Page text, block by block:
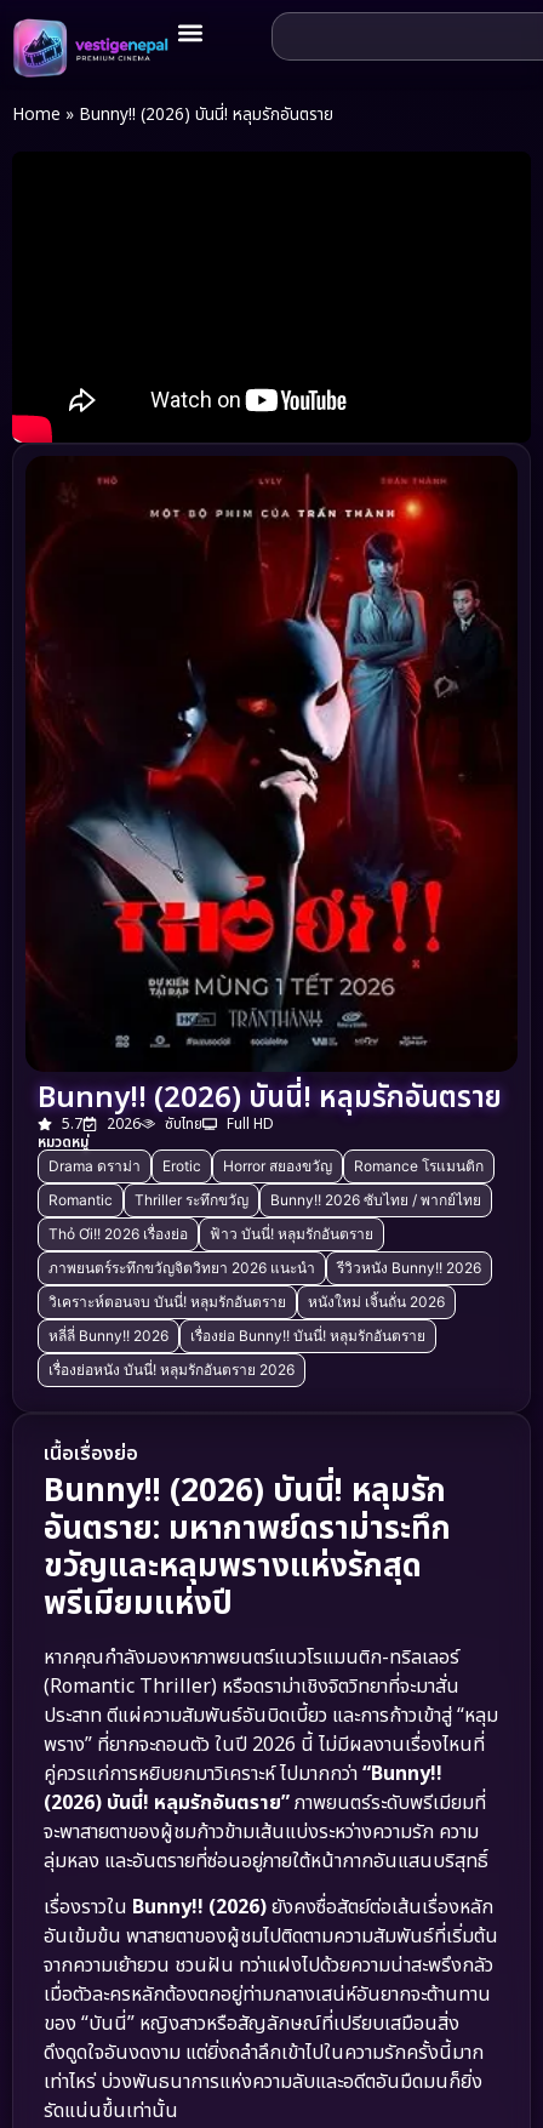
Home » Bunny!! (2026) บันนี่! หลุมรักอันตราย
Bunny!! (2026) บันนี่! หลุมรักอันตราย
5.7 2026 ซับไทย
Full HD
หมวดหมู่
Drama ดราม่า Erotic Horror สยองขวัญ
Romance โรแมนติก
Romantic
Thriller ระทึกขวัญ
Bunny!! 2026 ซับไทย / พากย์ไทย
Thỏ Ơi!! 2026 เรื่องย่อ
ฟ้าว บันนี่! หลุมรักอันตราย
ภาพยนตร์ระทึกขวัญจิตวิทยา 2026 แนะนำ
รีวิวหนัง Bunny!! 2026
วิเคราะห์ตอนจบ บันนี่! หลุมรักอันตราย
หนังใหม่ เจิ้นถั่น 2026
หลี่ลี่ Bunny!! 2026
เรื่องย่อ Bunny!! บันนี่! หลุมรักอันตราย
เรื่องย่อหนัง บันนี่! หลุมรักอันตราย 2026
เนื้อเรื่องย่อ
Bunny!! (2026) บันนี่! หลุมรัก
อันตราย: มหากาพย์ดราม่าระทึก
ขวัญและหลุมพรางแห่งรักสุด
พรีเมียมแห่งปี
หากคุณกำลังมองหาภาพยนตร์แนวโรแมนติก-ทริลเลอร์
(Romantic Thriller) หรือดราม่าเชิงจิตวิทยาที่จะมาสั่น
ประสาท ตีแผ่ความสัมพันธ์อันบิดเบี้ยว และการก้าวเข้าสู่ “หลุม
พราง” ที่ยากจะถอนตัว ในปี 2026 นี้ ไม่มีผลงานเรื่องไหนที่
คู่ควรแก่การหยิบยกมาวิเคราะห์ ไปมากกว่า“Bunny!!
(2026) บันนี่! หลุมรักอันตราย”ภาพยนตร์ระดับพรีเมียมที่
จะพาสายตาของผู้ชมก้าวข้ามเส้นแบ่งระหว่างความรัก ความ
ลุ่มหลง และอันตรายที่ซ่อนอยู่ภายใต้หน้ากากอันแสนบริสุทธิ์
เรื่องราวใน Bunny!! (2026)ยังคงซื่อสัตย์ต่อเส้นเรื่องหลัก
อันเข้มข้น พาสายตาของผู้ชมไปติดตามความสัมพันธ์ที่เริ่มต้น
จากความเย้ายวน ชวนฝัน ทว่าแฝงไปด้วยความน่าสะพรึงกลัว
เมื่อตัวละครหลักต้องตกอยู่ท่ามกลางเสน่ห์อันยากจะต้านทาน
ของ “บันนี่” หญิงสาวหรือสัญลักษณ์ที่เปรียบเสมือนสิ่ง
ดึงดูดใจอันงดงาม แต่ยิ่งถลำลึกเข้าไปในความรักครั้งนี้มาก
เท่าไหร่ บ่วงพันธนาการแห่งความลับและอดีตอันมืดมนก็ยิ่ง
รัดแน่นขึ้นเท่านั้น